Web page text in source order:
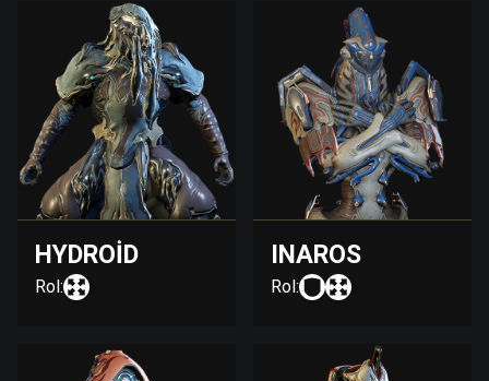
HYDROID
Rol:
INAROS
Rol: